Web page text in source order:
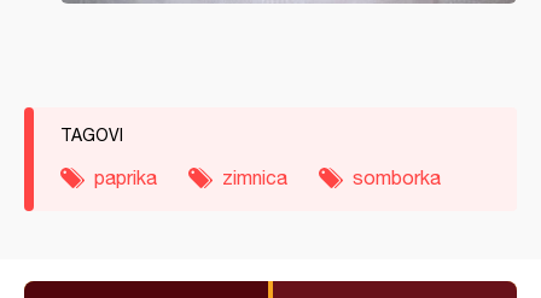
TAGOVI
paprika zimnica somborka